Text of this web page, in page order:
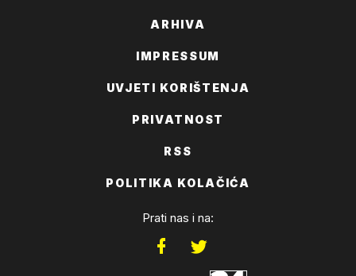
ARHIVA
IMPRESSUM
UVJETI KORIŠTENJA
PRIVATNOST
RSS
POLITIKA KOLAČIĆA
Prati nas i na: